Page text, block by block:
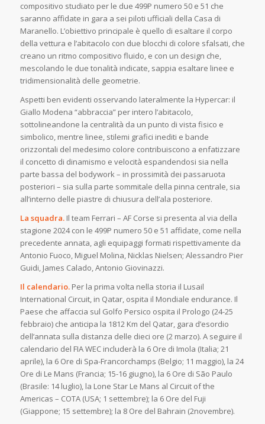
compositivo studiato per le due 499P numero 50 e 51 che
saranno affidate in gara a sei piloti ufficiali della Casa di
Maranello. L’obiettivo principale è quello di esaltare il corpo
della vettura e l’abitacolo con due blocchi di colore sfalsati, che
creano un ritmo compositivo fluido, e con un design che,
mescolando le due tonalità indicate, sappia esaltare linee e
tridimensionalità delle geometrie.
Aspetti ben evidenti osservando lateralmente la Hypercar: il
Giallo Modena “abbraccia” per intero l’abitacolo,
sottolineandone la centralità da un punto di vista fisico e
simbolico, mentre linee, stilemi grafici inediti e bande
orizzontali del medesimo colore contribuiscono a enfatizzare
il concetto di dinamismo e velocità espandendosi sia nella
parte bassa del bodywork – in prossimità dei passaruota
posteriori – sia sulla parte sommitale della pinna centrale, sia
all’interno delle piastre di chiusura dell’ala posteriore.
La squadra. Il team Ferrari – AF Corse si presenta al via della
stagione 2024 con le 499P numero 50 e 51 affidate, come nella
precedente annata, agli equipaggi formati rispettivamente da
Antonio Fuoco, Miguel Molina, Nicklas Nielsen; Alessandro Pier
Guidi, James Calado, Antonio Giovinazzi.
Il calendario. Per la prima volta nella storia il Lusail
International Circuit, in Qatar, ospita il Mondiale endurance. Il
Paese che affaccia sul Golfo Persico ospita il Prologo (24-25
febbraio) che anticipa la 1812 Km del Qatar, gara d’esordio
dell’annata sulla distanza delle dieci ore (2 marzo). A seguire il
calendario del FIA WEC includerà la 6 Ore di Imola (Italia; 21
aprile), la 6 Ore di Spa-Francorchamps (Belgio; 11 maggio), la 24
Ore di Le Mans (Francia; 15-16 giugno), la 6 Ore di São Paulo
(Brasile: 14 luglio), la Lone Star Le Mans al Circuit of the
Americas – COTA (USA; 1 settembre); la 6 Ore del Fuji
(Giappone; 15 settembre); la 8 Ore del Bahrain (2novembre).